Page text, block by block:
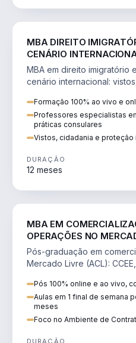
MBA DIREITO
CENÁRIO
MBA em direito imigratório
cenário internacional:
Formação 100% ao vivo e
Professores especialistas
práticas consulares
Vistos, cidadania e proteção
DURAÇÃO
12 meses
MBA EM
OPERAÇÕES NO
Pós-graduação em
Mercado Livre (ACL):
Pós 100% online e ao vivo,
Aulas em 1 final de semana
meses
Foco no Ambiente de
DURAÇÃO